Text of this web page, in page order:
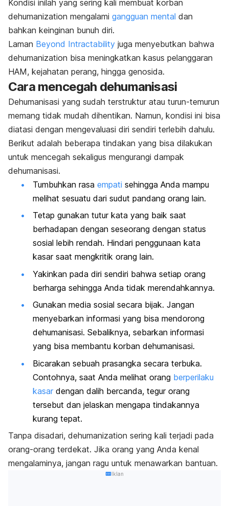
Kondisi inilah yang sering kali membuat korban
dehumanization mengalami gangguan mental dan
bahkan keinginan bunuh diri.
Laman Beyond Intractability juga menyebutkan bahwa
dehumanization bisa meningkatkan kasus pelanggaran
HAM, kejahatan perang, hingga genosida.
Cara mencegah dehumanisasi
Dehumanisasi yang sudah terstruktur atau turun-temurun
memang tidak mudah dihentikan. Namun, kondisi ini bisa
diatasi dengan mengevaluasi diri sendiri terlebih dahulu.
Berikut adalah beberapa tindakan yang bisa dilakukan
untuk mencegah sekaligus mengurangi dampak
dehumanisasi.
Tumbuhkan rasa empati sehingga Anda mampu
melihat sesuatu dari sudut pandang orang lain.
Tetap gunakan tutur kata yang baik saat
berhadapan dengan seseorang dengan status
sosial lebih rendah. Hindari penggunaan kata
kasar saat mengkritik orang lain.
Yakinkan pada diri sendiri bahwa setiap orang
berharga sehingga Anda tidak merendahkannya.
Gunakan media sosial secara bijak. Jangan
menyebarkan informasi yang bisa mendorong
dehumanisasi. Sebaliknya, sebarkan informasi
yang bisa membantu korban dehumanisasi.
Bicarakan sebuah prasangka secara terbuka.
Contohnya, saat Anda melihat orang berperilaku
kasar dengan dalih bercanda, tegur orang
tersebut dan jelaskan mengapa tindakannya
kurang tepat.
Tanpa disadari, dehumanization sering kali terjadi pada
orang-orang terdekat. Jika orang yang Anda kenal
mengalaminya, jangan ragu untuk menawarkan bantuan.
Iklan